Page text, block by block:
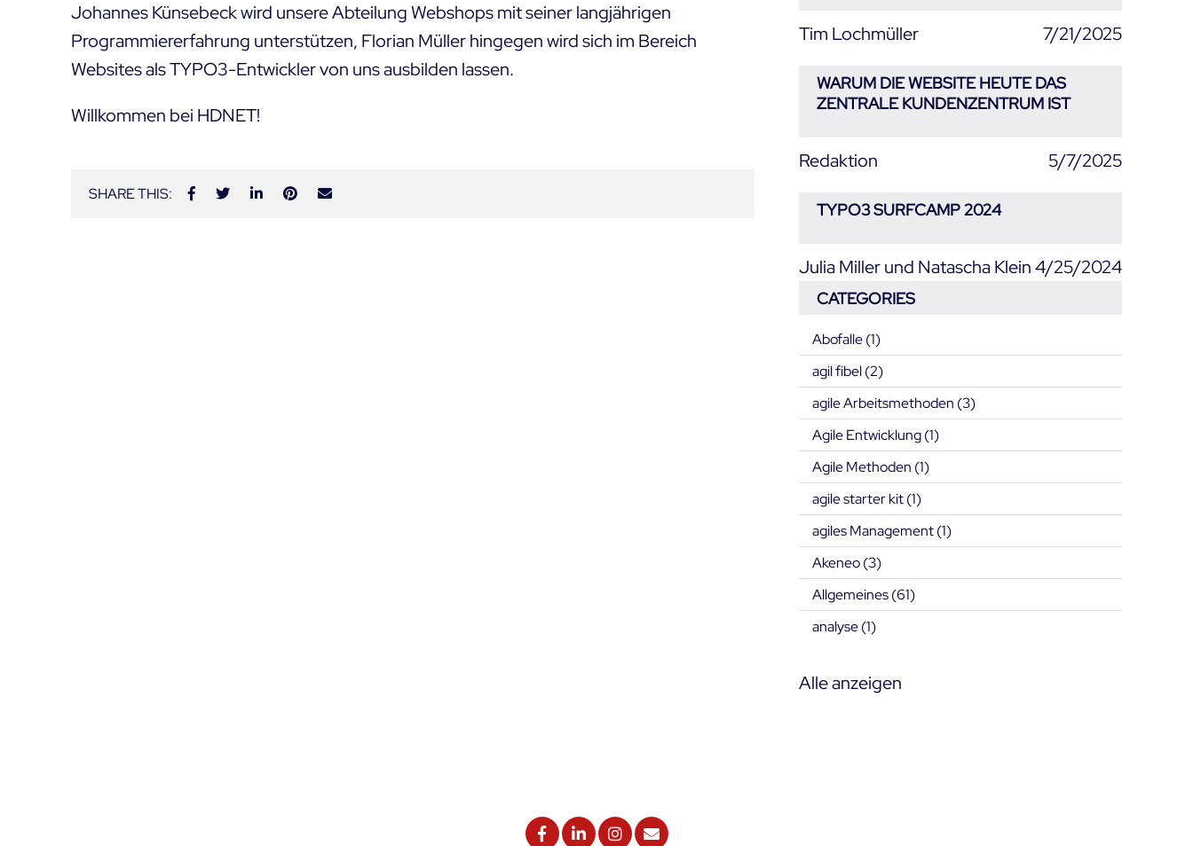
Johannes Künsebeckwird unsere Abteilung Webshops mit seiner langjährigen
Programmiererfahrung unterstützen, Florian Müllerhingegen wird sich im Bereich
Websites als TYPO3-Entwickler von uns ausbilden lassen.
Willkommen bei HDNET!
SHARE THIS:
Tim Lochmüller 7/21/2025
WARUM DIE WEBSITE HEUTE DAS
ZENTRALE KUNDENZENTRUM IST
Redaktion 5/7/2025
TYPO3 SURFCAMP 2024
Julia Miller und Natascha Klein4/25/2024
CATEGORIES
Abofalle(1)
agil fibel(2)
agile Arbeitsmethoden (3)
Agile Entwicklung(1)
Agile Methoden (1)
agile starter kit(1)
agiles Management(1)
Akeneo(3)
Allgemeines(61)
analyse(1)
Alle anzeigen